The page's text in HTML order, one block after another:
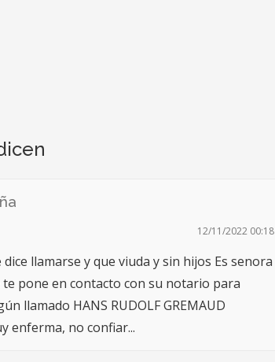
12/11/2022 00:18
dice llamarse y que viuda y sin hijos Es senora
pone en contacto con su notario para
llamado HANS RUDOLF GREMAUD
enferma, no confiar...